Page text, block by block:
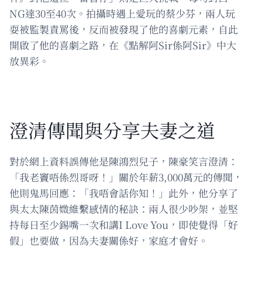
NG達30至40次。拍攝時遇上愛玩的蔡少芬，兩人玩
耍被監製責罵後，反而被發現了他的喜劇元素，自此
開啟了他的喜劇之路，在《點解阿Sir係阿Sir》中大
放異彩。
澄清傳聞與分享夫妻之道
對於網上資料誤傳他是陳鴻烈兒子，陳豪笑言澄清：
「我老竇唔係烈哥呀！」關於年薪3,000萬元的傳聞，
他則鬼馬回應：「我唔會話你知！」此外，他分享了
與太太陳茵媺維繫感情的秘訣：兩人很少吵架，並堅
持每日至少錫嘴一次和講I Love You，即使覺得「好
假」也要做，因為夫妻關係好，家庭才會好。